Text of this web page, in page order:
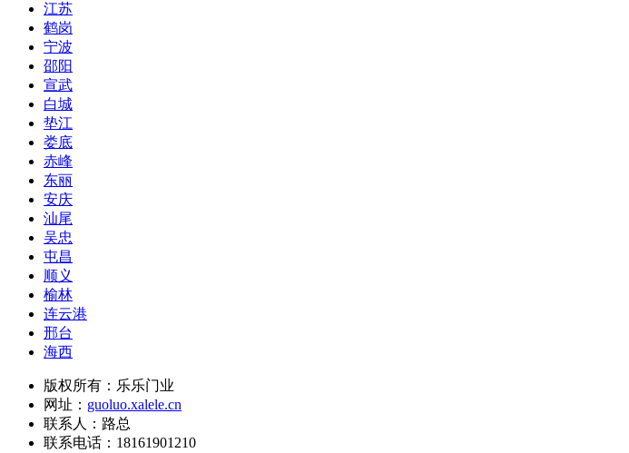
江苏
鹤岗
宁波
邵阳
宣武
白城
垫江
娄底
赤峰
东丽
安庆
汕尾
吴忠
屯昌
顺义
榆林
连云港
邢台
海西
版权所有：乐乐门业
网址： guoluo.xalele.cn
联系人：路总
联系电话：18161901210